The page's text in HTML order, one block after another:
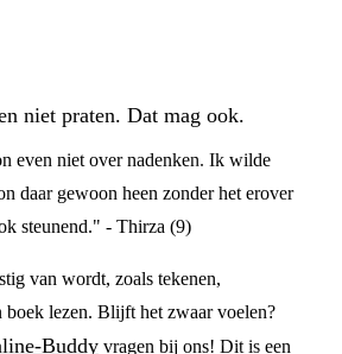
niet praten. Dat mag ook.
even niet over nadenken. Ik wilde
daar gewoon heen zonder het erover
steunend." - Thirza (9)
van wordt, zoals tekenen,
boek lezen. Blijft het zwaar voelen?
Buddy vragen bij ons! Dit is een